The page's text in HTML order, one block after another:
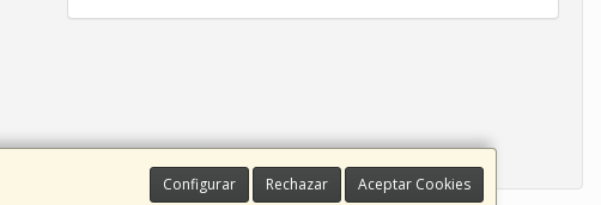
Configurar Rechazar Aceptar Cookies